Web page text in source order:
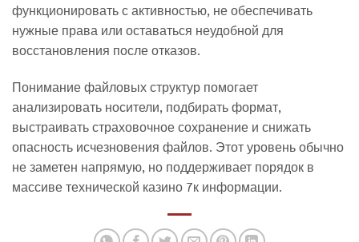
функционировать с активностью, не обеспечивать
нужные права или оставаться неудобной для
восстановления после отказов.
Понимание файловых структур помогает
анализировать носители, подбирать формат,
выстраивать страховочное сохранение и снижать
опасность исчезновения файлов. Этот уровень обычно
не заметен напрямую, но поддерживает порядок в
массиве технической казино 7к информации.